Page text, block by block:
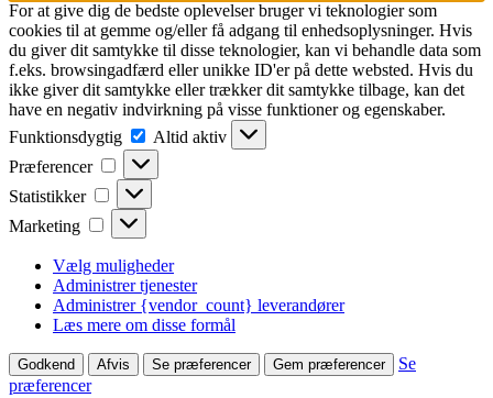
For at give dig de bedste oplevelser bruger vi teknologier som
cookies til at gemme og/eller få adgang til enhedsoplysninger. Hvis
du giver dit samtykke til disse teknologier, kan vi behandle data som
f.eks. browsingadfærd eller unikke ID'er på dette websted. Hvis du
ikke giver dit samtykke eller trækker dit samtykke tilbage, kan det
have en negativ indvirkning på visse funktioner og egenskaber.
Funktionsdygtig
Funktionsdygtig
Altid aktiv
Præferencer
Præferencer
Statistikker Statistikker
Marketing Marketing
Vælg muligheder
Administrer tjenester
Administrer {vendor_count} leverandører
Læs mere om disse formål
Godkend Afvis Se præferencer Gem præferencer
Se
præferencer